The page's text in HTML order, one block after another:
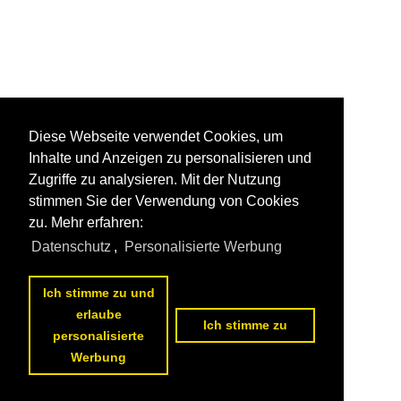
Diese Webseite verwendet Cookies, um
Inhalte und Anzeigen zu personalisieren und
Zugriffe zu analysieren. Mit der Nutzung
stimmen Sie der Verwendung von Cookies
zu. Mehr erfahren:
Datenschutz , Personalisierte Werbung
Ich stimme zu und
erlaube
personalisierte
Werbung
Ich stimme zu